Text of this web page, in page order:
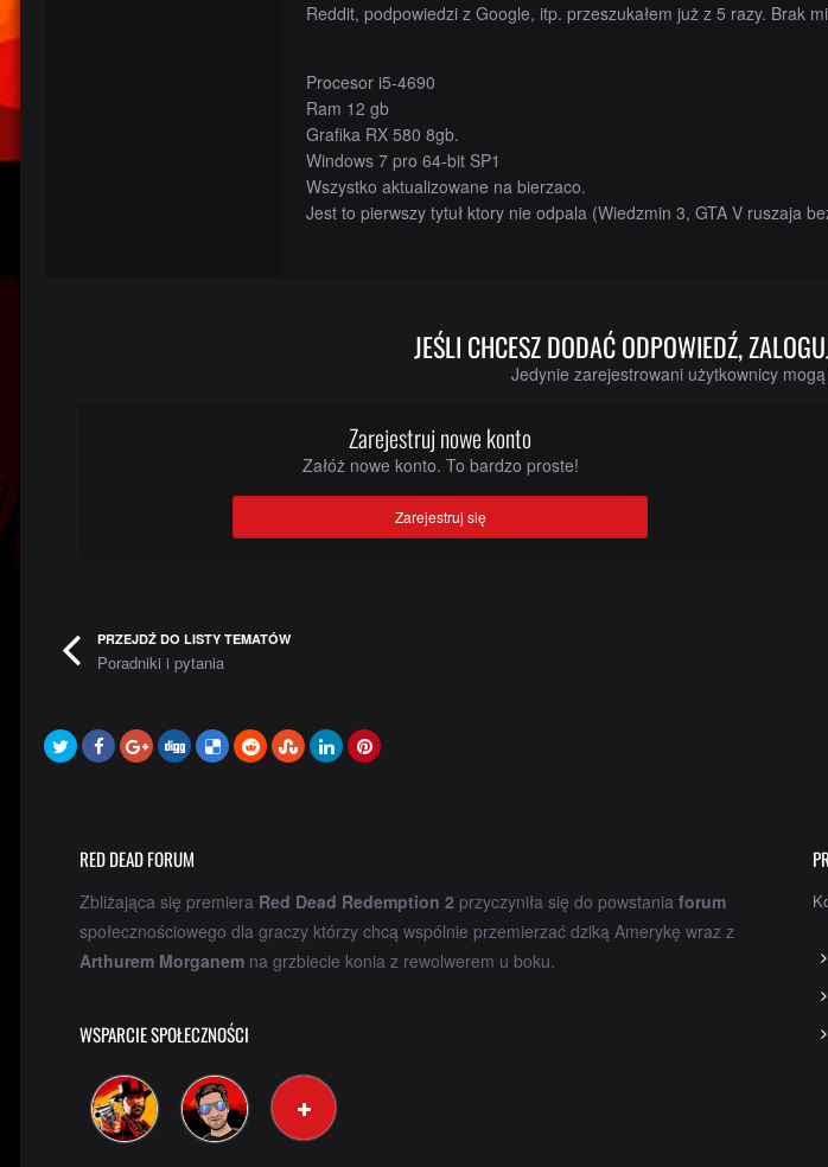
Reddit, podpowiedzi z Google, itp. przeszukałem już z 5 razy. Brak
Procesor i5-4690
Ram 12 gb
Grafika RX 580 8gb.
Windows 7 pro 64-bit SP1
Wszystko aktualizowane na bierzaco.
Jest to pierwszy tytuł ktory nie odpala (Wiedzmin 3, GTA V ruszaja
JEŚLI CHCESZ DODAĆ ODPOWIEDŹ,
Jedynie zarejestrowani użytkownicy
Zarejestruj nowe konto
Załóż nowe konto. To bardzo proste!
Zarejestruj się
PRZEJDŹ DO LISTY TEMATÓW
Poradniki i pytania
RED DEAD FORUM
Zbliżająca się premiera Red Dead Redemption 2 przyczyniła się do powstania forum
społecznościowego dla graczy którzy chcą wspólnie przemierzać dziką Amerykę wraz z
Arthurem Morganem na grzbiecie konia z rewolwerem u boku.
WSPARCIE SPOŁECZNOŚCI